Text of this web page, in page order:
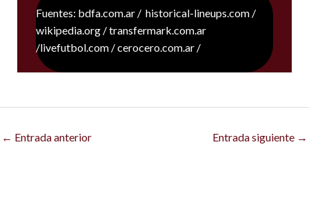
Fuentes: bdfa.com.ar / historical-lineups.com /
wikipedia.org / transfermark.com.ar
/livefutbol.com / cerocero.com.ar /
← Entrada anterior Entrada siguiente →